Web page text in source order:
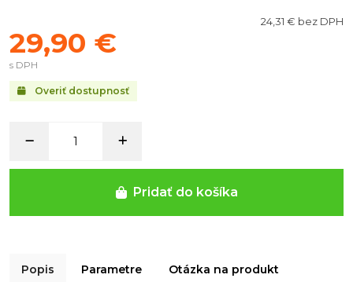
Overiť dostupnosť
24,31 € bez DPH
29,90 €
s DPH
Pridať do košíka
Popis Parametre Otázka na produkt